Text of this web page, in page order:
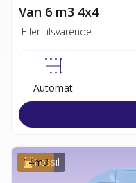
Van 6 m3 4x4
Eller tilsvarende
Automat
Fossil
14m3